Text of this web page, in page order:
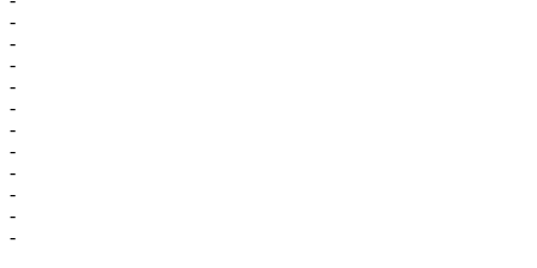
-
-
-
-
-
-
-
-
-
-
-